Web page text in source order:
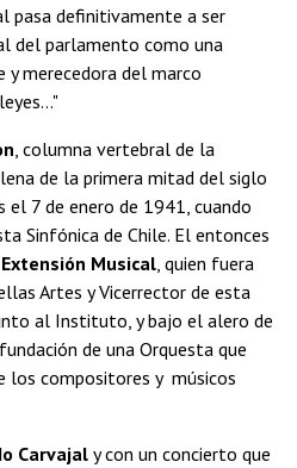
pasa definitivamente a ser
del parlamento como una
y merecedora del marco
, columna vertebral de la
de la primera mitad del siglo
el 7 de enero de 1941, cuando
Sinfónica de Chile. El entonces
Musical , quien fuera
Artes y Vicerrector de esta
al Instituto, y bajo el alero de
fundación de una Orquesta que
los compositores y músicos
Carvajal y con un concierto que